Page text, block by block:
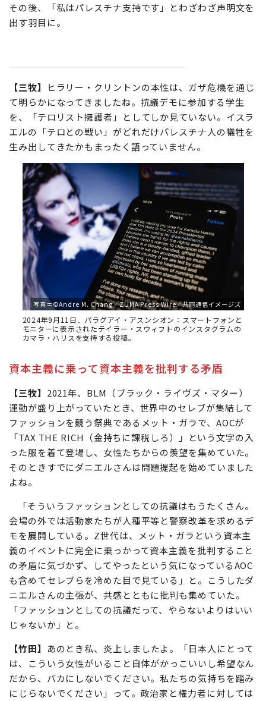
その後、「私はパレスチナ支持です」とわざわざ声明文を
出す羽目に。
【三牧】
ヒラリー・クリントンの本性は、ガザ危機を通じ
て明らかになってきましたね。抗議デモに参加する学生
を、「テロリスト擁護者」としてしか見ていない。イスラ
エルの「テロとの戦い」がどれだけパレスチナ人の犠牲を
生み出してきたかもまったく語っていません。
写真＝©Andre M. Chang／ZUMA Press Wire／共同通信イメージズ
2024年9月11日、パラグアイ・アスンシオン：スマートフォンと
モニターに表示されたテイラー・スウィフトのインスタグラムの
カマラ・ハリスを支持する投稿。
資本主義に乗って資本主義を批判する矛盾
【三牧】 2021年、BLM（ブラック・ライヴズ・マター）
運動が盛り上がっていたとき、世界中のセレブが集結して
ファッションを競う祭典であるメット・ガラで、AOCが
「TAX THE RICH（金持ちに課税しろ）」という文字の入
った服を着て登場し、女性たちからの羨望を集めていた。
そのときすでにダニエルさんは問題提起を始めていました
よね。
「そういうファッションとしての抗議はもうたくさん。
会場の外では活動家たちが人種平等と警察改革を求めるデ
モを展開している。Z世代は、メット・ガラという資本主
義のイベントに完全に乗っかって資本主義を批判すること
の矛盾に気づかず、してやったという気になっているAOC
も含めてセレブらを冷めた目で見ている」と。こうしたダ
ニエルさんの主張が、共感とともに批判も集めていた。
「ファッションとしての抗議だって、やらないよりはいい
じゃないか」と。
【竹田】
あのとき私、炎上しましたよ。「日本人にとって
は、こういう女性がいること自体がかっこいいし希望なん
だから、バカにしないでください。私たちの気持ちを踏み
にじらないでください」って。政治家と権力者に対しては